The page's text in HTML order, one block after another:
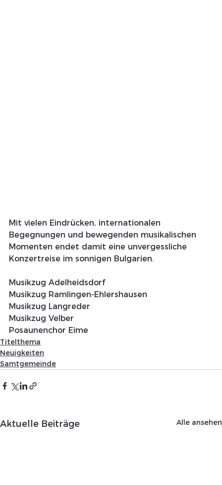
Mit vielen Eindrücken, internationalen
Begegnungen und bewegenden musikalischen
Momenten endet damit eine unvergessliche
Konzertreise im sonnigen Bulgarien.
Musikzug Adelheidsdorf
Musikzug Ramlingen-Ehlershausen
Musikzug Langreder
Musikzug Velber
Posaunenchor Eime
Titelthema
Neuigkeiten
Samtgemeinde
Aktuelle Beiträge Alle ansehen